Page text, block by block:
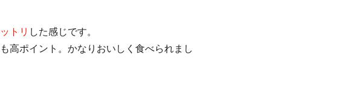
トリ した感じです。
高ポイント。かなりおいしく食べられまし